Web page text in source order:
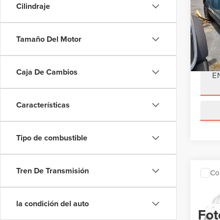
Cilindraje
Tamaño Del Motor
Caja De Cambios
Características
Tipo de combustible
Tren De Transmisión
la condición del auto
VIN:
Precio
2022
VIN: